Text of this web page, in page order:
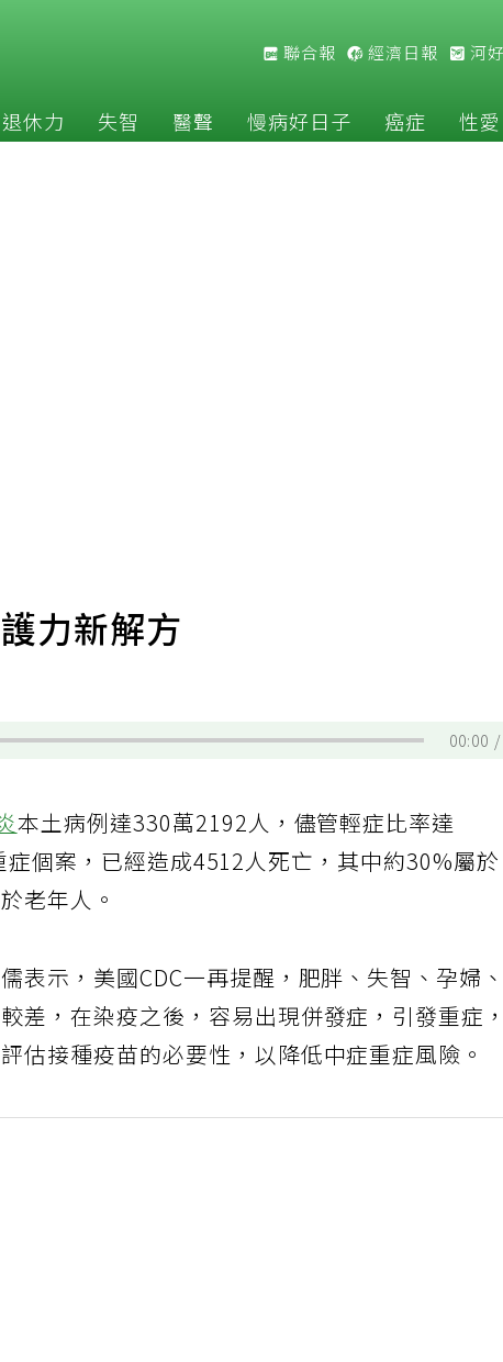
聯合報 經濟日報 河
退休力 失智 醫聲 慢病好日子 癌症 性愛
力新解方
00:00 /
本土病例達330萬2192人，儘管輕症比率達
個案，已經造成4512人死亡，其中約30%屬於
老年人。
表示，美國CDC一再提醒，肥胖、失智、孕婦、
差，在染疫之後，容易出現併發症，引發重症，
估接種疫苗的必要性，以降低中症重症風險。